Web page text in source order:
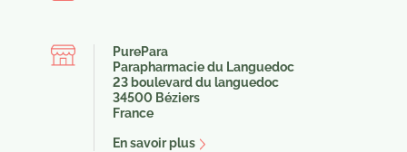
PurePara
Parapharmacie du Languedoc
23 boulevard du languedoc
34500 Béziers
France
En savoir plus